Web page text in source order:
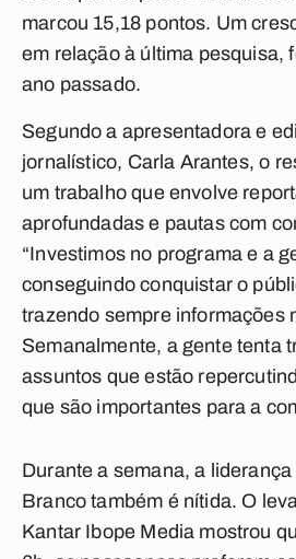
marcou 15,18 pontos. Um
em relação à última pesquisa,
ano passado.
Segundo a apresentadora e
jornalístico, Carla Arantes, o
um trabalho que envolve
aprofundadas e pautas com
“Investimos no programa e a
conseguindo conquistar o
trazendo sempre informações
Semanalmente, a gente tenta
assuntos que estão
que são importantes para a
Durante a semana, a
Branco também é nítida. O
Kantar Ibope Media mostrou